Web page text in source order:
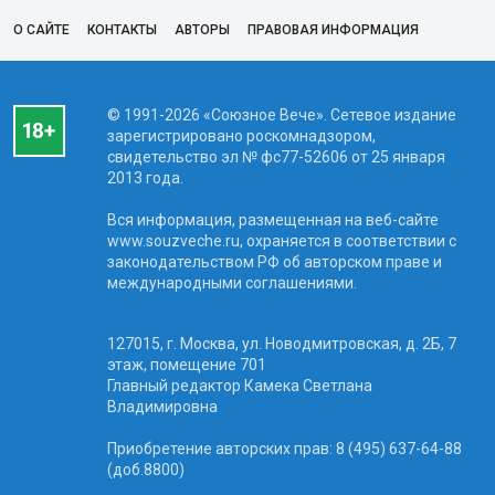
О САЙТЕ КОНТАКТЫ АВТОРЫ ПРАВОВАЯ ИНФОРМАЦИЯ
© 1991-2026 «Союзное Вече». Сетевое издание
зарегистрировано роскомнадзором,
свидетельство эл № фc77-52606 от 25 января
2013 года.
Вся информация, размещенная на веб-сайте
www.souzveche.ru, охраняется в соответствии с
законодательством РФ об авторском праве и
международными соглашениями.
127015, г. Москва, ул. Новодмитровская, д. 2Б, 7
этаж, помещение 701
Главный редактор Камека Светлана
Владимировна
Приобретение авторских прав: 8 (495) 637-64-88
(доб.8800)